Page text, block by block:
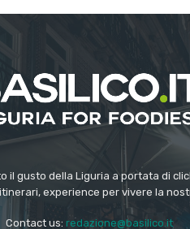
il gusto della Liguria a portata di
experience per vivere la
Contact us: redazione@basilico.it